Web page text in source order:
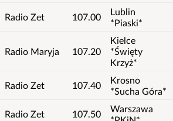
Radio Zet 107.00
Lublin
*Piaski*
Radio Maryja 107.20
Kielce
*Święty
Krzyż*
Radio Zet 107.40
Krosno
*Sucha Góra*
Radio Zet 107.50
Warszawa